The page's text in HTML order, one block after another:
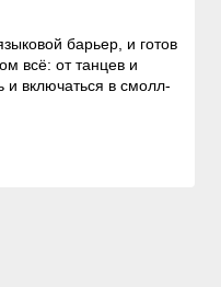
барьер, и готов
всё: от танцев и
включаться в смолл-